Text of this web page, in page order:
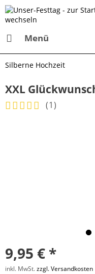
Menü
Silberne Hochzeit
XXL
(1)
9,95 € *
inkl. MwSt.zzgl. Versandkosten